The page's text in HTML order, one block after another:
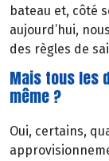
bateau et, côté
aujourd’hui,
des règles de
Mais tous les
même ?
Oui, certains,